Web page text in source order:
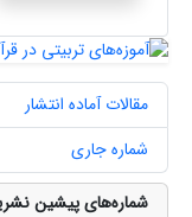
مقالات آماده انتشار
شماره جاری
شماره‌های پیشین